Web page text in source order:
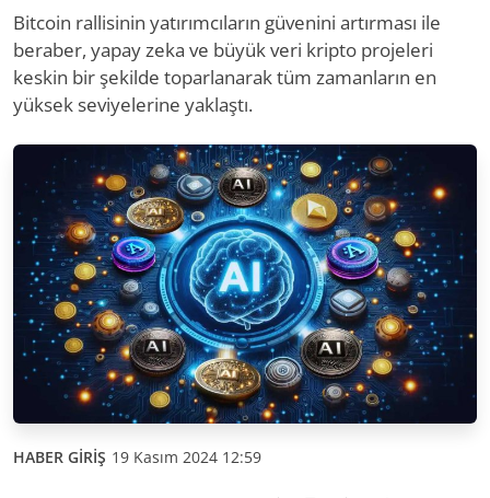
Bitcoin rallisinin yatırımcıların güvenini artırması ile
beraber, yapay zeka ve büyük veri kripto projeleri
keskin bir şekilde toparlanarak tüm zamanların en
yüksek seviyelerine yaklaştı.
HABER GİRİŞ 19 Kasım 2024 12:59